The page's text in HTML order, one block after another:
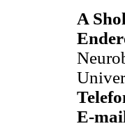
A
E-